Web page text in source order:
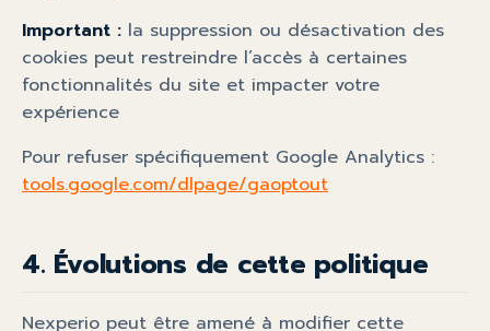
Important : la suppression ou désactivation des
cookies peut restreindre l’accès à certaines
fonctionnalités du site et impacter votre
expérience
Pour refuser spécifiquement Google Analytics :
tools.google.com/dlpage/gaoptout
4. Évolutions de cette politique
Nexperio peut être amené à modifier cette